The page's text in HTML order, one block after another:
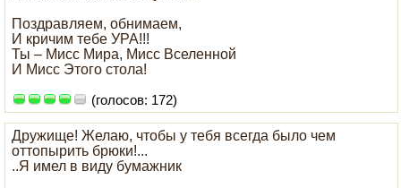
Поздравляем, обнимаем,
И кричим тебе УРА!!!
Ты – Мисс Мира, Мисс Вселенной
И Мисс Этого стола!
(голосов: 172)
Дружище! Желаю, чтобы у тебя всегда было чем
оттопырить брюки!...
..Я имел в виду бумажник